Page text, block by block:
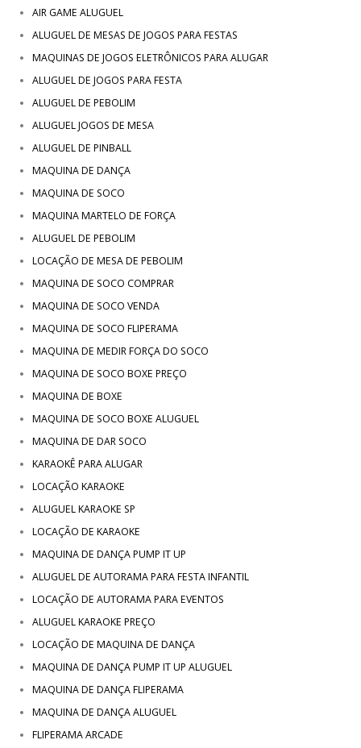
AIR GAME ALUGUEL
ALUGUEL DE MESAS DE JOGOS PARA FESTAS
MAQUINAS DE JOGOS ELETRÔNICOS PARA ALUGAR
ALUGUEL DE JOGOS PARA FESTA
ALUGUEL DE PEBOLIM
ALUGUEL JOGOS DE MESA
ALUGUEL DE PINBALL
MAQUINA DE DANÇA
MAQUINA DE SOCO
MAQUINA MARTELO DE FORÇA
ALUGUEL DE PEBOLIM
LOCAÇÃO DE MESA DE PEBOLIM
MAQUINA DE SOCO COMPRAR
MAQUINA DE SOCO VENDA
MAQUINA DE SOCO FLIPERAMA
MAQUINA DE MEDIR FORÇA DO SOCO
MAQUINA DE SOCO BOXE PREÇO
MAQUINA DE BOXE
MAQUINA DE SOCO BOXE ALUGUEL
MAQUINA DE DAR SOCO
KARAOKÊ PARA ALUGAR
LOCAÇÃO KARAOKE
ALUGUEL KARAOKE SP
LOCAÇÃO DE KARAOKE
MAQUINA DE DANÇA PUMP IT UP
ALUGUEL DE AUTORAMA PARA FESTA INFANTIL
LOCAÇÃO DE AUTORAMA PARA EVENTOS
ALUGUEL KARAOKE PREÇO
LOCAÇÃO DE MAQUINA DE DANÇA
MAQUINA DE DANÇA PUMP IT UP ALUGUEL
MAQUINA DE DANÇA FLIPERAMA
MAQUINA DE DANÇA ALUGUEL
FLIPERAMA ARCADE